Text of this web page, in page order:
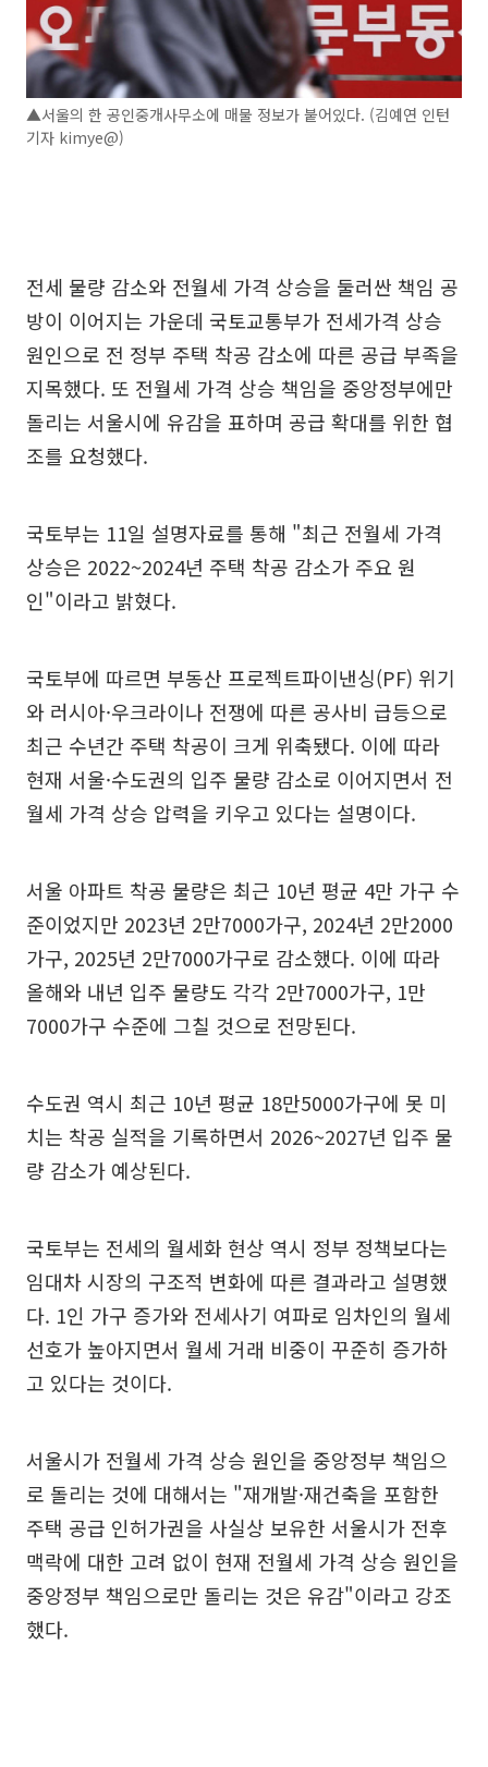
▲서울의 한 공인중개사무소에 매물 정보가 붙어있다. (김예연 인턴
기자 kimye@)
전세 물량 감소와 전월세 가격 상승을 둘러싼 책임 공
방이 이어지는 가운데 국토교통부가 전세가격 상승
원인으로 전 정부 주택 착공 감소에 따른 공급 부족을
지목했다. 또 전월세 가격 상승 책임을 중앙정부에만
돌리는 서울시에 유감을 표하며 공급 확대를 위한 협
조를 요청했다.
국토부는 11일 설명자료를 통해 "최근 전월세 가격
상승은 2022~2024년 주택 착공 감소가 주요 원
인"이라고 밝혔다.
국토부에 따르면 부동산 프로젝트파이낸싱(PF) 위기
와 러시아·우크라이나 전쟁에 따른 공사비 급등으로
최근 수년간 주택 착공이 크게 위축됐다. 이에 따라
현재 서울·수도권의 입주 물량 감소로 이어지면서 전
월세 가격 상승 압력을 키우고 있다는 설명이다.
서울 아파트 착공 물량은 최근 10년 평균 4만 가구 수
준이었지만 2023년 2만7000가구, 2024년 2만2000
가구, 2025년 2만7000가구로 감소했다. 이에 따라
올해와 내년 입주 물량도 각각 2만7000가구, 1만
7000가구 수준에 그칠 것으로 전망된다.
수도권 역시 최근 10년 평균 18만5000가구에 못 미
치는 착공 실적을 기록하면서 2026~2027년 입주 물
량 감소가 예상된다.
국토부는 전세의 월세화 현상 역시 정부 정책보다는
임대차 시장의 구조적 변화에 따른 결과라고 설명했
다. 1인 가구 증가와 전세사기 여파로 임차인의 월세
선호가 높아지면서 월세 거래 비중이 꾸준히 증가하
고 있다는 것이다.
서울시가 전월세 가격 상승 원인을 중앙정부 책임으
로 돌리는 것에 대해서는 "재개발·재건축을 포함한
주택 공급 인허가권을 사실상 보유한 서울시가 전후
맥락에 대한 고려 없이 현재 전월세 가격 상승 원인을
중앙정부 책임으로만 돌리는 것은 유감"이라고 강조
했다.